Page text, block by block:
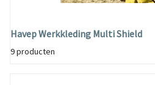
Havep Werkkleding Multi Shield
9 producten